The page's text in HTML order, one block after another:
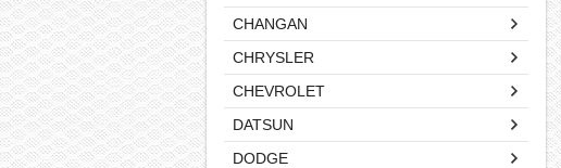
CHANGAN
CHRYSLER
CHEVROLET
DATSUN
DODGE